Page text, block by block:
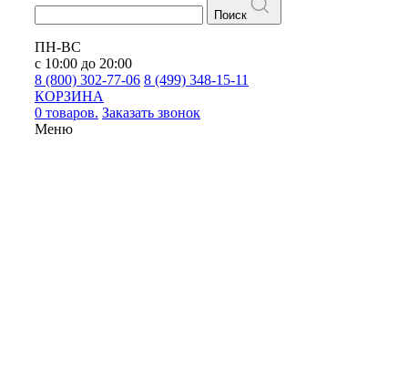
Поиск
ПН-ВС
с 10:00 до 20:00
8 (800) 302-77-06 8 (499) 348-15-11
КОРЗИНА
0 товаров. Заказать звонок
Меню